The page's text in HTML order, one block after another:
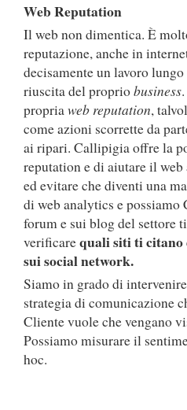
Web Reputation
Il web non dimentica. È
reputazione, anche in
decisamente un lavoro
riuscita del propriobusiness
propriaweb reputation,
come azioni scorrette da
ai ripari. Callipigia offre la
reputation e di aiutare il
ed evitare che diventi una
di web analytics e
forum e sui blog del settore
verificarequali siti ti citano
sui social network.
Siamo in grado di
strategia di comunicazione
Cliente vuole che vengano
Possiamo misurare il
hoc.